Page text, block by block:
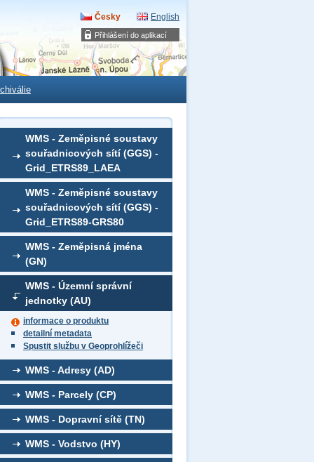
Přihlášení do aplikací
Česky English
WMS - Zeměpisné soustavy
souřadnicových sítí (GGS) -
Grid_ETRS89_LAEA
WMS - Zeměpisné soustavy
souřadnicových sítí (GGS) -
Grid_ETRS89-GRS80
WMS - Zeměpisná jména
(GN)
WMS - Územní správní
jednotky (AU)
informace o produktu
detailní metadata
Spustit službu v Geoprohlížeči
WMS - Adresy (AD)
WMS - Parcely (CP)
WMS - Dopravní sítě (TN)
WMS - Vodstvo (HY)